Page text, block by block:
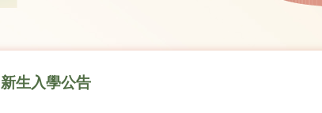
新生入學公告